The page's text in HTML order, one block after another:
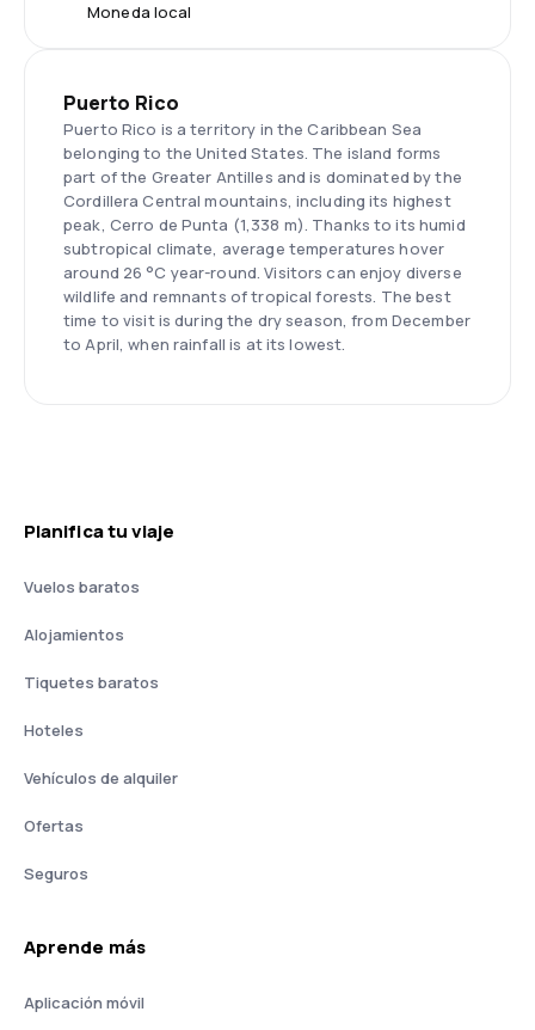
Moneda local
Puerto Rico
Puerto Rico is a territory in the Caribbean Sea
belonging to the United States. The island forms
part of the Greater Antilles and is dominated by the
Cordillera Central mountains, including its highest
peak, Cerro de Punta (1,338 m). Thanks to its humid
subtropical climate, average temperatures hover
around 26 °C year-round. Visitors can enjoy diverse
wildlife and remnants of tropical forests. The best
time to visit is during the dry season, from December
to April, when rainfall is at its lowest.
Planifica tu viaje
Vuelos baratos
Alojamientos
Tiquetes baratos
Hoteles
Vehículos de alquiler
Ofertas
Seguros
Aprende más
Aplicación móvil